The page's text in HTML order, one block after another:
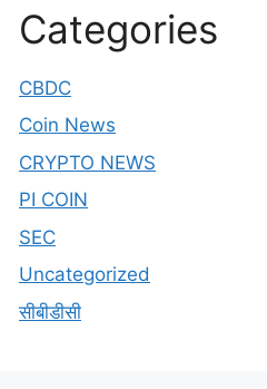
Categories
CBDC
Coin News
CRYPTO NEWS
PI COIN
SEC
Uncategorized
सीबीडीसी